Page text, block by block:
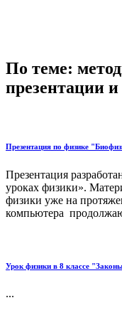
По теме:
презентации
Презентация по физике
Презентация
уроках физики».
физики уже на
компьютера
Урок физики в 8 классе
...